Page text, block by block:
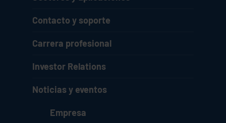
Contacto y soporte
Carrera profesional
Investor Relations
Noticias y eventos
Empresa